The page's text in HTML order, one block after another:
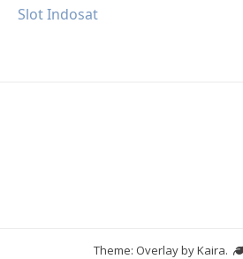
Slot Indosat
Theme: Overlay byKaira.